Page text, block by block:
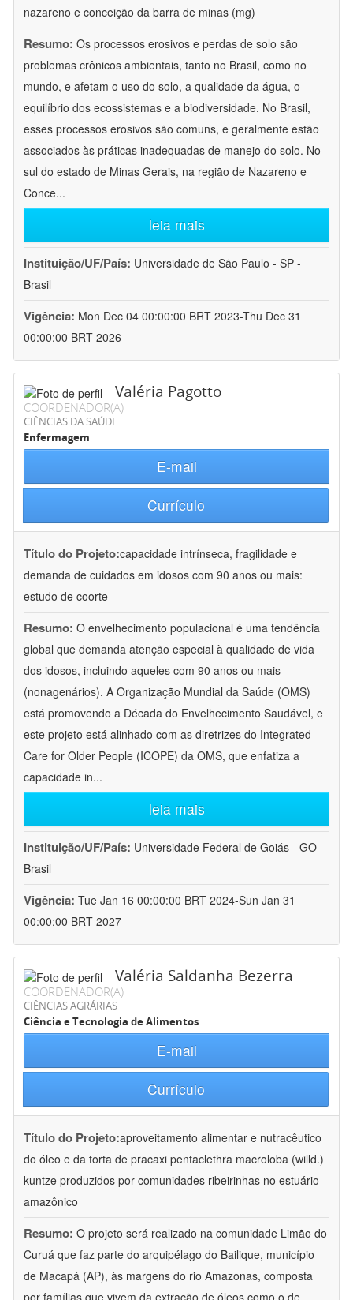
nazareno e conceição da barra de minas (mg)
Resumo: Os processos erosivos e perdas de solo são
problemas crônicos ambientais, tanto no Brasil, como no
mundo, e afetam o uso do solo, a qualidade da água, o
equilíbrio dos ecossistemas e a biodiversidade. No Brasil,
esses processos erosivos são comuns, e geralmente estão
associados às práticas inadequadas de manejo do solo. No
sul do estado de Minas Gerais, na região de Nazareno e
Conce...
leia mais
Instituição/UF/País: Universidade de São Paulo - SP -
Brasil
Vigência: Mon Dec 04 00:00:00 BRT 2023-Thu Dec 31
00:00:00 BRT 2026
Valéria Pagotto
COORDENADOR(A)
CIÊNCIAS DA SAÚDE
Enfermagem
E-mail
Currículo
Título do Projeto:capacidade intrínseca, fragilidade e
demanda de cuidados em idosos com 90 anos ou mais:
estudo de coorte
Resumo: O envelhecimento populacional é uma tendência
global que demanda atenção especial à qualidade de vida
dos idosos, incluindo aqueles com 90 anos ou mais
(nonagenários). A Organização Mundial da Saúde (OMS)
está promovendo a Década do Envelhecimento Saudável, e
este projeto está alinhado com as diretrizes do Integrated
Care for Older People (ICOPE) da OMS, que enfatiza a
capacidade in...
leia mais
Instituição/UF/País: Universidade Federal de Goiás - GO -
Brasil
Vigência: Tue Jan 16 00:00:00 BRT 2024-Sun Jan 31
00:00:00 BRT 2027
Valéria Saldanha Bezerra
COORDENADOR(A)
CIÊNCIAS AGRÁRIAS
Ciência e Tecnologia de Alimentos
E-mail
Currículo
Título do Projeto:aproveitamento alimentar e nutracêutico
do óleo e da torta de pracaxi pentaclethra macroloba (willd.)
kuntze produzidos por comunidades ribeirinhas no estuário
amazônico
Resumo: O projeto será realizado na comunidade Limão do
Curuá que faz parte do arquipélago do Bailique, município
de Macapá (AP), às margens do rio Amazonas, composta